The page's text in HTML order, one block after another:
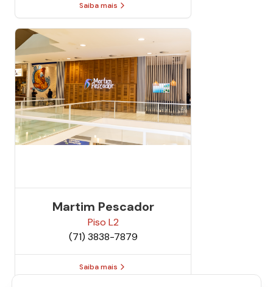
Saiba mais
Martim Pescador
Piso L2
(71) 3838-7879
Saiba mais